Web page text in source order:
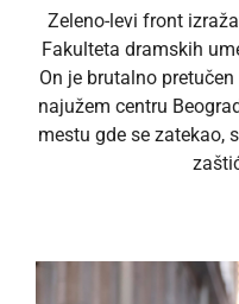
Zeleno-levi front
Fakulteta dramskih
On je brutalno
najužem centru
mestu gde se zatekao,